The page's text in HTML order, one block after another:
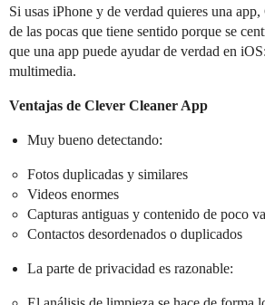
Si usas iPhone y de verdad quieres una
de las pocas que tiene sentido porque se
que una app puede ayudar de verdad en
multimedia.
Ventajas de Clever Cleaner App
Muy bueno detectando:
Fotos duplicadas y similares
Videos enormes
Capturas antiguas y contenido de poco
Contactos desordenados o duplicados
La parte de privacidad es razonable: